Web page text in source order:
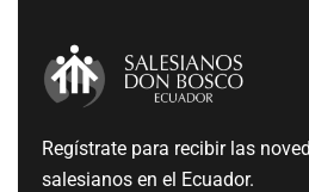
Regístrate para recibir las
salesianos en el Ecuador.